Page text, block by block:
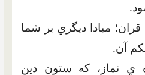
قران؛ مبادا ديگري بر شما
آن.
ي نماز، که ستون دين